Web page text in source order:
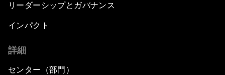
リーダーシップとガバナンス
インパクト
詳細
センター（部門）